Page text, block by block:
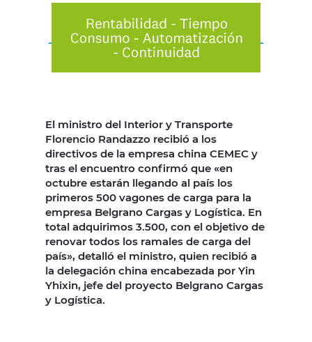
El ministro del Interior y Transporte
Florencio Randazzo recibió a los
directivos de la empresa china CEMEC y
tras el encuentro confirmó que «en
octubre estarán llegando al país los
primeros 500 vagones de carga para la
empresa Belgrano Cargas y Logística. En
total adquirimos 3.500, con el objetivo de
renovar todos los ramales de carga del
país», detalló el ministro, quien recibió a
la delegación china encabezada por Yin
Yhixin, jefe del proyecto Belgrano Cargas
y Logística.